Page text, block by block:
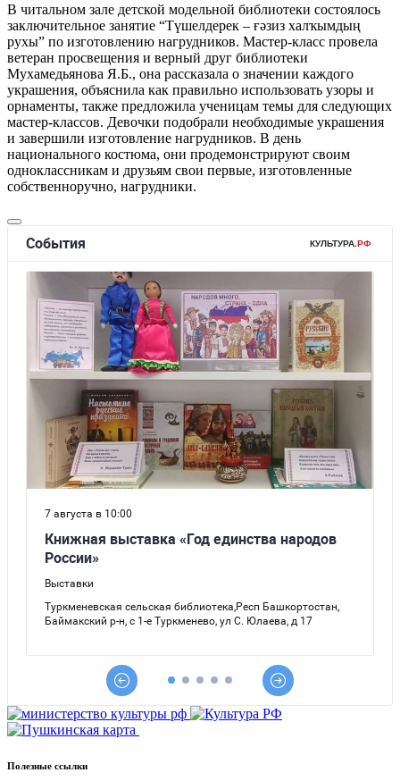
В читальном зале детской модельной библиотеки состоялось
заключительное занятие “Түшелдерек – ғәзиз халҡымдың
рухы” по изготовлению нагрудников. Мастер-класс провела
ветеран просвещения и верный друг библиотеки
Мухамедьянова Я.Б., она рассказала о значении каждого
украшения, объяснила как правильно использовать узоры и
орнаменты, также предложила ученицам темы для следующих
мастер-классов. Девочки подобрали необходимые украшения
и завершили изготовление нагрудников. В день
национального костюма, они продемонстрируют своим
одноклассникам и друзьям свои первые, изготовленные
собственноручно, нагрудники.
Полезные ссылки